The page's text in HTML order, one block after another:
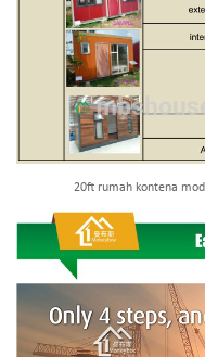
20ft rumah kontena